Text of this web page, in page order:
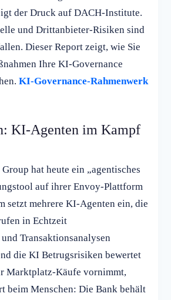
der Druck auf DACH-Institute.
und Drittanbieter-Risiken sind
Dieser Report zeigt, wie Sie
Ihre KI-Governance
KI-Governance-Rahmenwerk
KI-Agenten im Kampf
hat heute ein „agentisches
auf ihrer Envoy-Plattform
setzt mehrere KI-Agenten ein, die
in Echtzeit
Transaktionsanalysen
die KI Betrugsrisiken bewertet
Marktplatz-Käufe vornimmt,
beim Menschen: Die Bank behält